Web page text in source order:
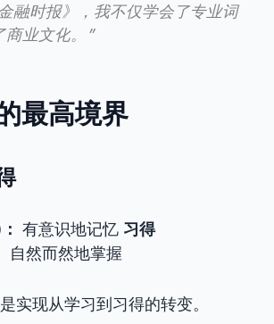
融时报》，我不仅学会了专业词
商业文化。”
最高境界
有意识地记忆 习得
自然而然地掌握
实现从学习到习得的转变。